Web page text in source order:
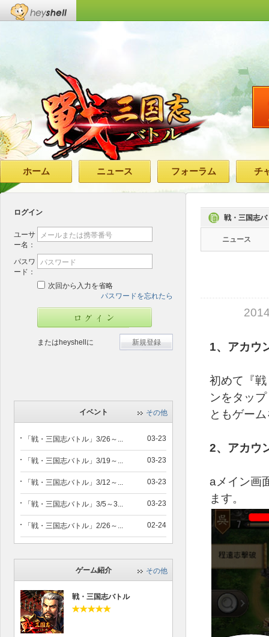
ホーム ニュース フォーラム チ
ログイン
ユーサ
ー名：
メールまたは携帯番号
パスワ
ード：
パスワード
次回から入力を省略
パスワードを忘れたら
またはheyshellに 新規登録
イベント その他
03-23
「戦・三国志バトル」3/26～...
03-23
「戦・三国志バトル」3/19～...
03-23
「戦・三国志バトル」3/12～...
03-23
「戦・三国志バトル」3/5～3...
02-24
「戦・三国志バトル」2/26～...
ゲーム紹介 その他
戦・三国志バトル
戦・三国志バ
ニュース
1、アカウ
初めて『
ンをタッ
ともゲー
2、アカウ
aメイン画
ます。